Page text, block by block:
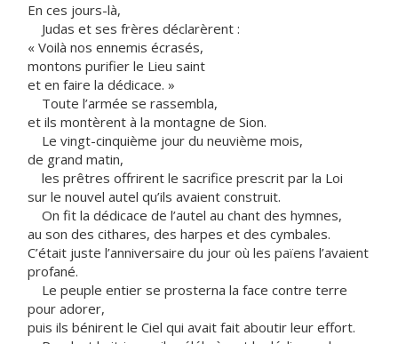
En ces jours-là,
Judas et ses frères déclarèrent :
« Voilà nos ennemis écrasés,
montons purifier le Lieu saint
et en faire la dédicace. »
Toute l’armée se rassembla,
et ils montèrent à la montagne de Sion.
Le vingt-cinquième jour du neuvième mois,
de grand matin,
les prêtres offrirent le sacrifice prescrit par la Loi
sur le nouvel autel qu’ils avaient construit.
On fit la dédicace de l’autel au chant des hymnes,
au son des cithares, des harpes et des cymbales.
C’était juste l’anniversaire du jour où les païens l’avaient
profané.
Le peuple entier se prosterna la face contre terre
pour adorer,
puis ils bénirent le Ciel qui avait fait aboutir leur effort.